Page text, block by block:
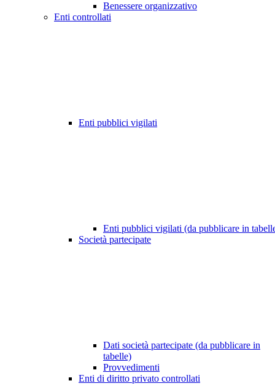
Benessere organizzativo
Enti controllati
Enti pubblici vigilati
Enti pubblici vigilati (da pubblicare in
Società partecipate
Dati società partecipate (da pubblicare in
tabelle)
Provvedimenti
Enti di diritto privato controllati